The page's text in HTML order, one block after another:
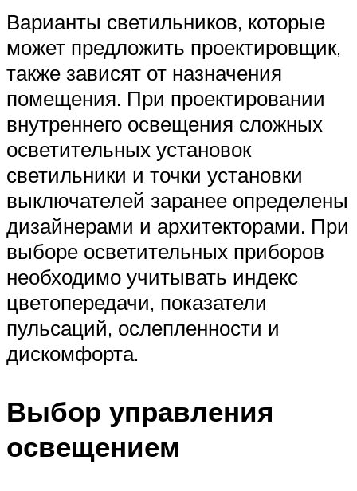
Варианты светильников, которые
может предложить проектировщик,
также зависят от назначения
помещения. При проектировании
внутреннего освещения сложных
осветительных установок
светильники и точки установки
выключателей заранее определены
дизайнерами и архитекторами. При
выборе осветительных приборов
необходимо учитывать индекс
цветопередачи, показатели
пульсаций, ослепленности и
дискомфорта.
Выбор управления
освещением